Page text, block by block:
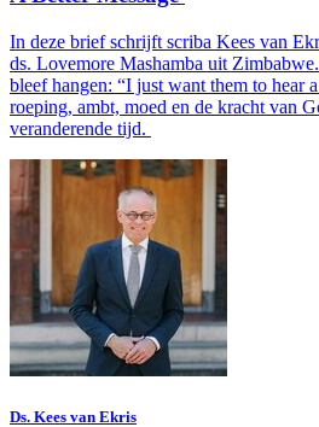
In deze brief schrijft scriba Kees van
ds. Lovemore Mashamba uit
bleef hangen: “I just want them to hear
roeping, ambt, moed en de kracht van
veranderende tijd.
Ds. Kees van Ekris